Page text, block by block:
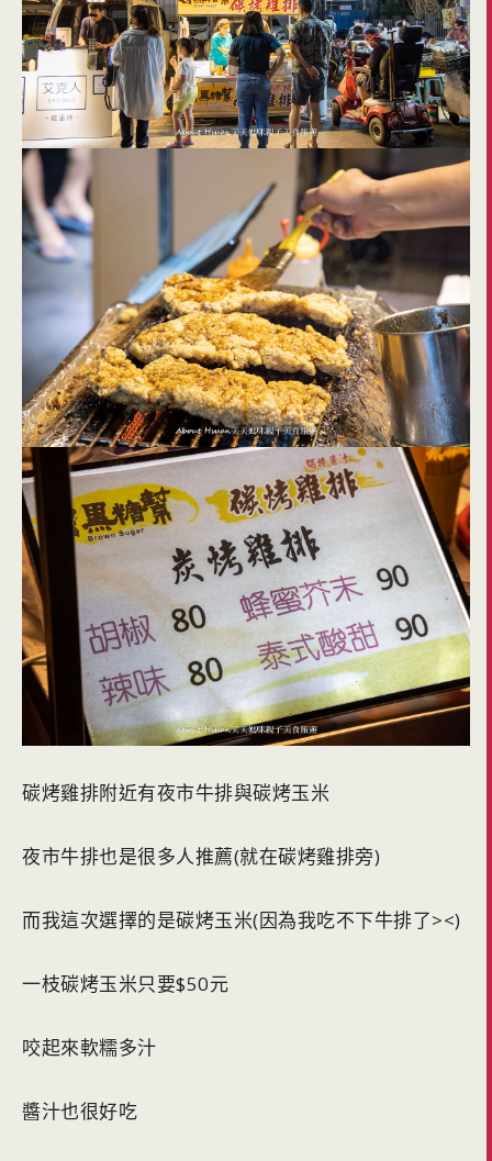
碳烤雞排附近有夜市牛排與碳烤玉米
夜市牛排也是很多人推薦(就在碳烤雞排旁)
而我這次選擇的是碳烤玉米(因為我吃不下牛排了><)
一枝碳烤玉米只要$50元
咬起來軟糯多汁
醬汁也很好吃